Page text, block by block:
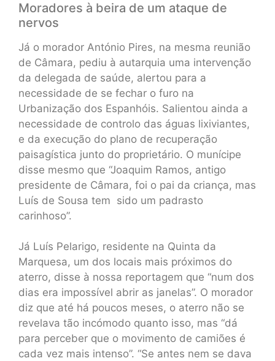
Moradores à beira de um ataque de
nervos
Já o morador António Pires, na mesma reunião
de Câmara, pediu à autarquia uma intervenção
da delegada de saúde, alertou para a
necessidade de se fechar o furo na
Urbanização dos Espanhóis. Salientou ainda a
necessidade de controlo das águas lixiviantes,
e da execução do plano de recuperação
paisagística junto do proprietário. O munícipe
disse mesmo que “Joaquim Ramos, antigo
presidente de Câmara, foi o pai da criança, mas
Luís de Sousa tem sido um padrasto
carinhoso”.
Já Luís Pelarigo, residente na Quinta da
Marquesa, um dos locais mais próximos do
aterro, disse à nossa reportagem que “num dos
dias era impossível abrir as janelas”. O morador
diz que até há poucos meses, o aterro não se
revelava tão incómodo quanto isso, mas “dá
para perceber que o movimento de camiões é
cada vez mais intenso”. “Se antes nem se dava